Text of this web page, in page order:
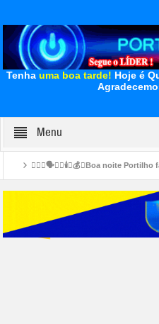
Tenha uma boa tarde! Hoje é
Menu
noite Portilho faz um
🪜 de acesso.